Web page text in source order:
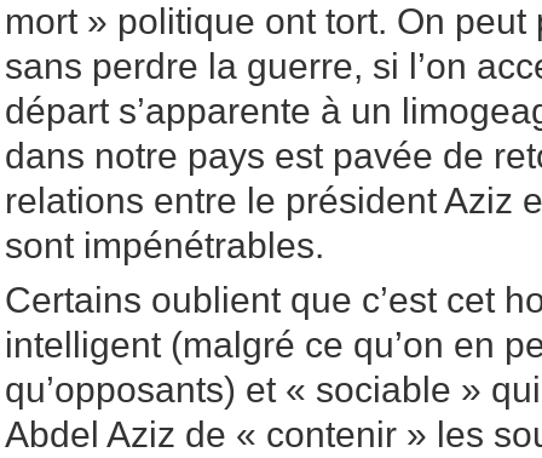
mort » politique ont tort. On
sans perdre la guerre, si l’on
départ s’apparente à un
dans notre pays est pavée de
relations entre le président Aziz
sont impénétrables.
Certains oublient que c’est cet
intelligent (malgré ce qu’on en
qu’opposants) et « sociable »
Abdel Aziz de « contenir » les